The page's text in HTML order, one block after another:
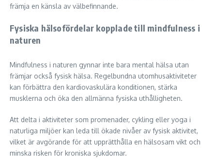
främja en känsla av välbefinnande.
Fysiska hälsofördelar kopplade till mindfulness i
naturen
Mindfulness i naturen gynnar inte bara mental hälsa utan
främjar också fysisk hälsa. Regelbundna utomhusaktiviteter
kan förbättra den kardiovaskulära konditionen, stärka
musklerna och öka den allmänna fysiska uthålligheten.
Att delta i aktiviteter som promenader, cykling eller yoga i
naturliga miljöer kan leda till ökade nivåer av fysisk aktivitet,
vilket är avgörande för att upprätthålla en hälsosam vikt och
minska risken för kroniska sjukdomar.